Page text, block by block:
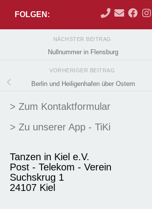
FOLGEN:
NÄCHSTER BEITRAG
Nullnummer in Flensburg
VORHERIGER BEITRAG
Berlin und Heiligenhafen über Ostern
> Zum Kontaktformular
> Zu unserer App - TiKi
Tanzen in Kiel e.V.
Post - Telekom - Verein
Suchskrug 1
24107 Kiel